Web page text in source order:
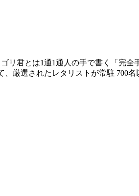
君とは1通1通人の手で書く「完全
厳選されたレタリストが常駐 700